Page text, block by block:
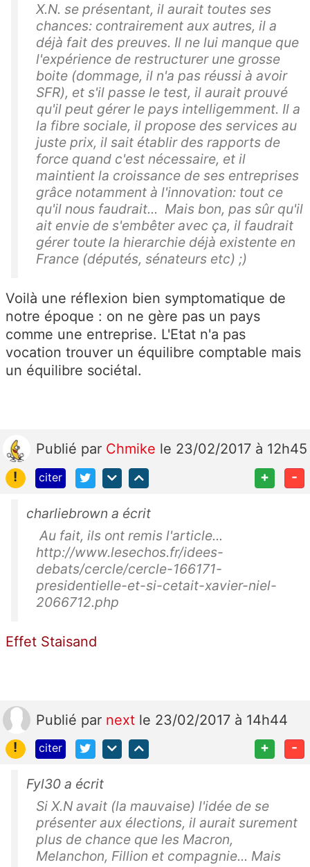
X.N. se présentant, il aurait toutes ses
chances: contrairement aux autres, il a
déjà fait des preuves. Il ne lui manque que
l'expérience de restructurer une grosse
boite (dommage, il n'a pas réussi à avoir
SFR), et s'il passe le test, il aurait prouvé
qu'il peut gérer le pays intelligemment. Il a
la fibre sociale, il propose des services au
juste prix, il sait établir des rapports de
force quand c'est nécessaire, et il
maintient la croissance de ses entreprises
grâce notamment à l'innovation: tout ce
qu'il nous faudrait... Mais bon, pas sûr qu'il
ait envie de s'embêter avec ça, il faudrait
gérer toute la hierarchie déjà existente en
France (députés, sénateurs etc) ;)
Voilà une réflexion bien symptomatique de
notre époque : on ne gère pas un pays
comme une entreprise. L'Etat n'a pas
vocation trouver un équilibre comptable mais
un équilibre sociétal.
Publié par Chmike le 23/02/2017 à 12h45
!
citer + -
charliebrown a écrit
Au fait, ils ont remis l'article...
http://www.lesechos.fr/idees-
debats/cercle/cercle-166171-
presidentielle-et-si-cetait-xavier-niel-
2066712.php
Effet Staisand
Publié par next le 23/02/2017 à 14h44
!
citer + -
Fyl30 a écrit
Si X.N avait (la mauvaise) l'idée de se
présenter aux élections, il aurait surement
plus de chance que les Macron,
Melanchon, Fillion et compagnie... Mais